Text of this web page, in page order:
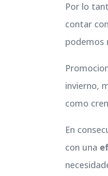
Por lo
contar
podemos
invierno,
como
En
con una